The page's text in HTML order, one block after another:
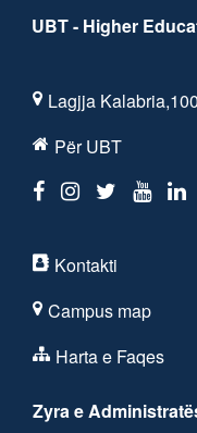
UBT - Higher
Lagjja
Për UBT
Kontakti
Campus map
Harta e Faqes
Zyra e